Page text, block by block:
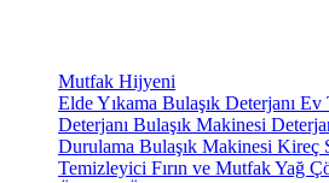
Mutfak Hijyeni
Elde Yıkama Bulaşık Deterjanı Ev
Deterjanı Bulaşık Makinesi
Durulama Bulaşık Makinesi Kireç
Temizleyici Fırın ve Mutfak Yağ